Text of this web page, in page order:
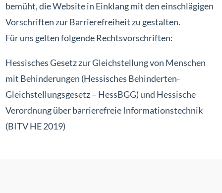
bemüht, die Website in Einklang mit den einschlägigen
Vorschriften zur Barrierefreiheit zu gestalten.
Für uns gelten folgende Rechtsvorschriften:
Hessisches Gesetz zur Gleichstellung von Menschen
mit Behinderungen (Hessisches Behinderten-
Gleichstellungsgesetz – HessBGG) und Hessische
Verordnung über barrierefreie Informationstechnik
(BITV HE 2019)